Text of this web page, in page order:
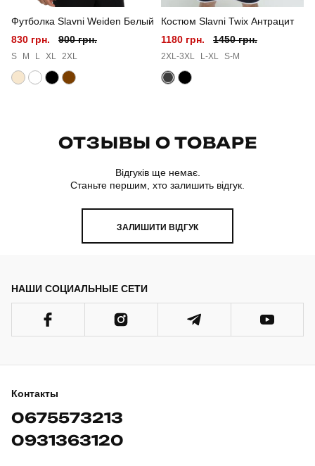
Футболка Slavni Weiden Белый
830 грн.
900 грн.
S M L XL 2XL
Костюм Slavni Twix Антрацит
1180 грн.
1450 грн.
2XL-3XL L-XL S-M
ОТЗЫВЫ О ТОВАРЕ
Відгуків ще немає.
Станьте першим, хто залишить відгук.
ЗАЛИШИТИ ВІДГУК
НАШИ СОЦИАЛЬНЫЕ СЕТИ
Контакты
0675573213
0931363120